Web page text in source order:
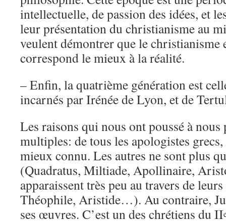
intellectuelle, de passion des idées, et
leur présentation du christianisme au
veulent démontrer que le christianisme
correspond le mieux à la réalité.
– Enfin, la quatrième génération est
incarnés par Irénée de Lyon, et de
Les raisons qui nous ont poussé à
multiples: de tous les apologistes
mieux connu. Les autres ne sont plus
(Quadratus, Miltiade, Apollinaire,
apparaissent très peu au travers de
Théophile, Aristide…). Au contraire,
ses œuvres. C’est un des chrétiens du II